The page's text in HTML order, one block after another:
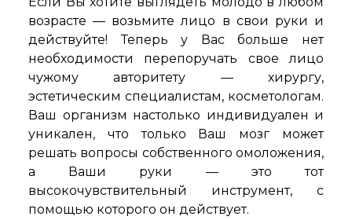
возрасте — возьмите лицо в свои руки и
действуйте! Теперь у Вас больше нет
необходимости перепоручать свое лицо
чужому авторитету — хирургу,
эстетическим специалистам, косметологам.
Ваш организм настолько индивидуален и
уникален, что только Ваш мозг может
решать вопросы собственного омоложения,
а Ваши руки — это тот
высокочувствительный инструмент, с
помощью которого он действует.